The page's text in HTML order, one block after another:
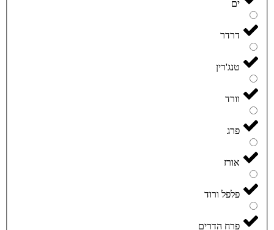
ים
דרדר
טנג'רין
וורד
פרג
אורז
פלפל ורוד
פרח הדרים